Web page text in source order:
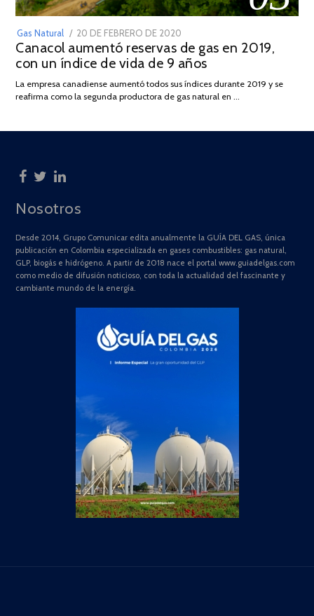
Gas Natural
POSTED
ON
20 DE FEBRERO DE 2020
DE
JULIO
2025
Canacol aumentó reservas de gas en 2019,
con un índice de vida de 9 años
La empresa canadiense aumentó todos sus índices durante 2019 y se
reafirma como la segunda productora de gas natural en …
Nosotros
Desde 2014, Grupo Comunicar edita anualmente la GUÍA DEL GAS, única
publicación en Colombia especializada en gases combustibles: gas natural,
GLP, biogás e hidrógeno. A partir de 2018 nace el portal www.guiadelgas.com
como medio de difusión noticioso, con toda la actualidad del fascinante y
cambiante mundo de la energía.